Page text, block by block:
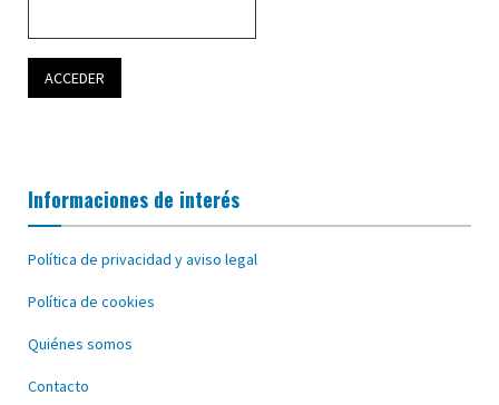
Informaciones de interés
Política de privacidad y aviso legal
Política de cookies
Quiénes somos
Contacto